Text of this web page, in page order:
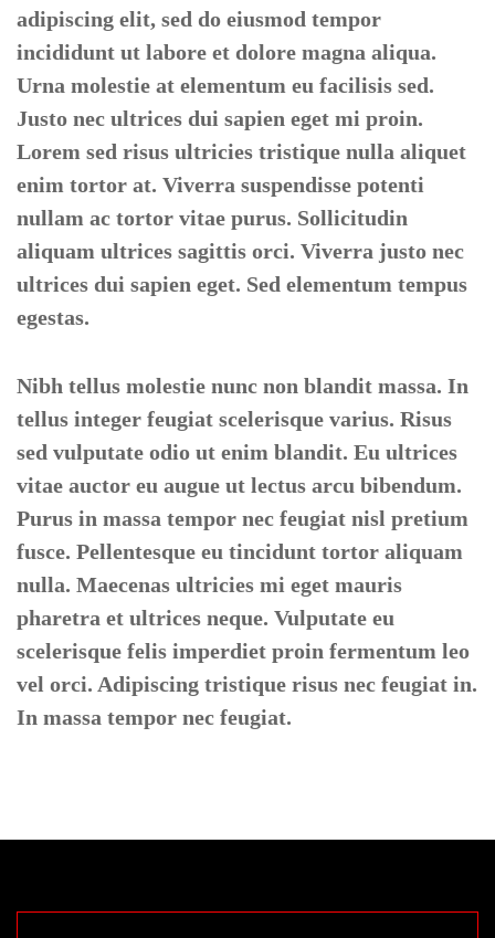
adipiscing elit, sed do eiusmod tempor
incididunt ut labore et dolore magna aliqua.
Urna molestie at elementum eu facilisis sed.
Justo nec ultrices dui sapien eget mi proin.
Lorem sed risus ultricies tristique nulla aliquet
enim tortor at. Viverra suspendisse potenti
nullam ac tortor vitae purus. Sollicitudin
aliquam ultrices sagittis orci. Viverra justo nec
ultrices dui sapien eget. Sed elementum tempus
egestas.
Nibh tellus molestie nunc non blandit massa. In
tellus integer feugiat scelerisque varius. Risus
sed vulputate odio ut enim blandit. Eu ultrices
vitae auctor eu augue ut lectus arcu bibendum.
Purus in massa tempor nec feugiat nisl pretium
fusce. Pellentesque eu tincidunt tortor aliquam
nulla. Maecenas ultricies mi eget mauris
pharetra et ultrices neque. Vulputate eu
scelerisque felis imperdiet proin fermentum leo
vel orci. Adipiscing tristique risus nec feugiat in.
In massa tempor nec feugiat.